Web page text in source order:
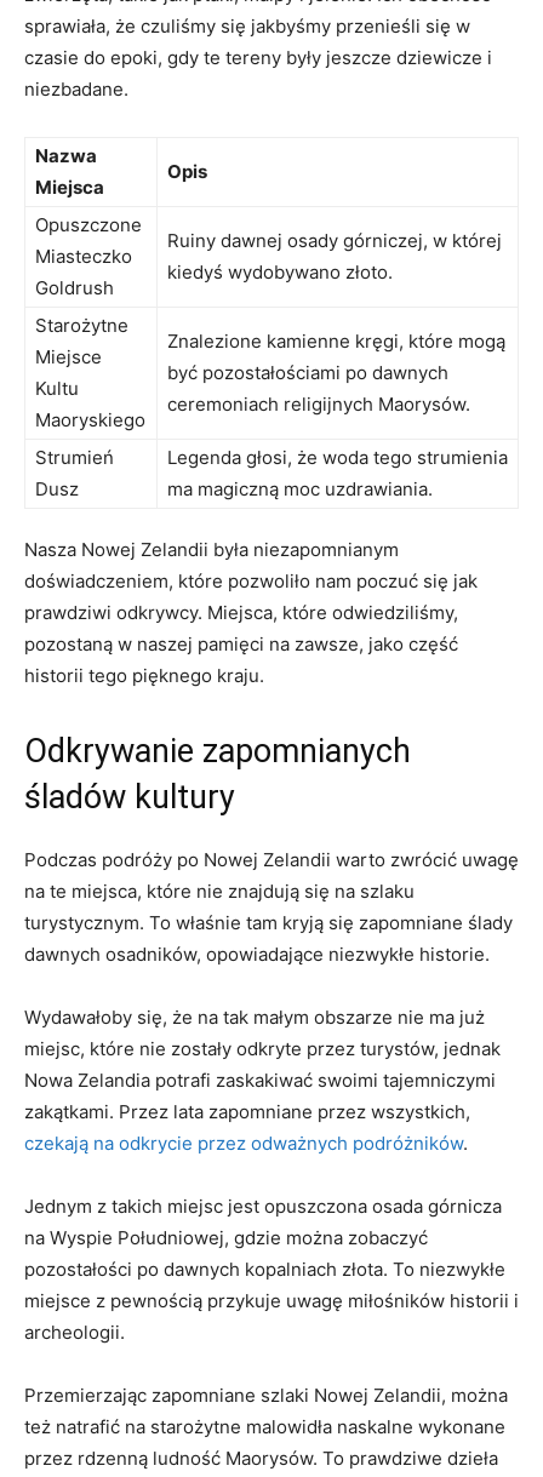
sprawiała, że czuliśmy się jakbyśmy przenieśli się ​w
czasie do epoki, gdy te tereny były​ jeszcze dziewicze i
niezbadane.
Nazwa
Miejsca
Opis
Opuszczone
Miasteczko
Goldrush
Ruiny dawnej osady​ górniczej,⁤ w której
kiedyś wydobywano złoto.
Starożytne
Miejsce
Kultu
Maoryskiego
Znalezione kamienne⁣ kręgi, które mogą‌
być pozostałościami po dawnych
ceremoniach religijnych Maorysów.
Strumień
Dusz
Legenda głosi, że woda tego strumienia
ma magiczną moc uzdrawiania.
Nasza Nowej Zelandii była ⁢niezapomnianym
doświadczeniem, które ‍pozwoliło nam poczuć się jak
prawdziwi odkrywcy. Miejsca, które odwiedziliśmy,
⁣pozostaną w naszej pamięci na zawsze, jako część⁣
historii tego​ pięknego ‌kraju.
Odkrywanie zapomnianych
śladów kultury
Podczas podróży⁢ po Nowej Zelandii warto zwrócić uwagę
na te miejsca, które nie znajdują się na szlaku
turystycznym. To ⁣właśnie​ tam ‌kryją się ⁢zapomniane ślady ​
dawnych osadników, opowiadające niezwykłe historie.
Wydawałoby się,‌ że na tak małym obszarze⁣ nie ‌ma już
miejsc, ⁣które nie zostały⁢ odkryte‍ przez turystów, ‌jednak
Nowa Zelandia potrafi⁣ zaskakiwać swoimi tajemniczymi
zakątkami. Przez lata zapomniane przez wszystkich,
czekają na odkrycie przez odważnych podróżników.
Jednym z takich miejsc jest opuszczona osada górnicza
na Wyspie​ Południowej, gdzie można zobaczyć
pozostałości‌ po dawnych ⁤kopalniach złota. To niezwykłe⁤
miejsce z pewnością przykuje uwagę miłośników ⁢historii i
archeologii.
Przemierzając zapomniane szlaki ⁤Nowej Zelandii, można
też natrafić na starożytne malowidła‌ naskalne wykonane
przez rdzenną​ ludność Maorysów. To prawdziwe dzieła